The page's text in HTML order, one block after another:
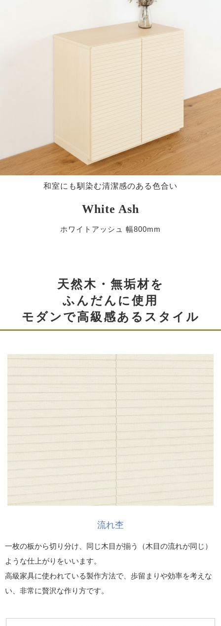
和室にも馴染む清潔感のある色合い
White Ash
ホワイトアッシュ 幅800mm
天然木・無垢材を
ふんだんに使用
モダンで高級感あるスタイル
流れ杢
一枚の板から切り分け、同じ木目が揃う（木目の流れが同じ）
ような仕上がりをいいます。
高級家具に使われている製作方法で、歩留まりや効率を考えな
い、非常に贅沢な作り方です。